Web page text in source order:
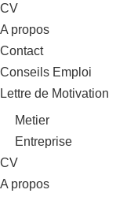
CV
A propos
Contact
Conseils Emploi
Lettre de Motivation
Metier
Entreprise
CV
A propos